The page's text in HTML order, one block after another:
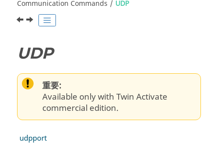
Communication Commands
UDP
UDP
重要:
Available only with Twin Activate
commercial edition.
udpport